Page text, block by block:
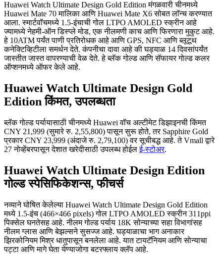
Huawei Watch Ultimate Design Gold Edition मंगळवारी चीनमध्ये
Huawei Mate 70 मालिका आणि Huawei Mate X6 सोबत लॉन्च करण्यात
आला. स्मार्टवॉचमध्ये 1.5-इंचाची गोल LTPO AMOLED स्क्रीन आहे
ज्यामध्ये नेहमी-ऑन डिस्प्ले मोड, एक नीलमणी काच आणि फिरणारा मुकुट आहे.
हे 10ATM पर्यंत पाणी प्रतिरोधक आहे आणि GPS, NFC आणि ब्लूटूथ
कनेक्टिव्हिटीला समर्थन देते. कंपनीचा दावा आहे की घड्याळ 14 दिवसांपर्यंत
जास्तीत जास्त वापरण्याची वेळ देते. हे ब्लॅक गोल्ड आणि सॅफायर गोल्ड कलर
ऑप्शनमध्ये ऑफर केले आहे.
Huawei Watch Ultimate Design Gold
Edition किंमत, उपलब्धता
ब्लॅक गोल्ड पर्यायासाठी चीनमध्ये Huawei वॉच अल्टीमेट डिझाइनची किंमत
CNY 21,999 (सुमारे रु. 2,55,800) पासून सुरू होते, तर Sapphire Gold
प्रकार CNY 23,999 (अंदाजे रु. 2,79,100) वर सूचीबद्ध आहे. ते Vmall द्वारे
27 नोव्हेंबरपासून देशात खरेदीसाठी उपलब्ध होईलई-स्टोअर.
Huawei Watch Ultimate Design Edition
गोल्ड स्पेसिफिकेशन्स, फीचर्स
नव्याने घोषित केलेल्या Huawei Watch Ultimate Design Gold Edition
मध्ये 1.5-इंच (466×466 pixels) गोल LTPO AMOLED स्क्रीन 311ppi
पिक्सेल घनतेसह आहे. नीलम गोल्ड पर्याय 18K सोन्याच्या सहा विभागांसह
नीलम ग्लास आणि बेझल्सने सुसज्ज आहे. घड्याळाचा भाग अनाकार
झिरकोनियम मिश्र धातुपासून बनलेला आहे. यात टायटॅनियम आणि सोन्याचा
पट्टा आणि मागे घेता येण्याजोगा बटरफ्लाय क्लॅप आहे.